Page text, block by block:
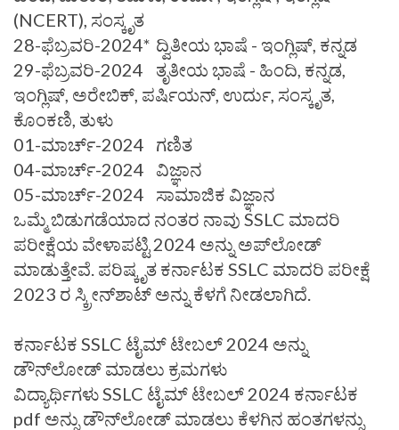
(NCERT), ಸಂಸ್ಕೃತ
28-ಫೆಬ್ರವರಿ-2024* ದ್ವಿತೀಯ ಭಾಷೆ - ಇಂಗ್ಲಿಷ್, ಕನ್ನಡ
29-ಫೆಬ್ರವರಿ-2024
ತೃತೀಯ ಭಾಷೆ - ಹಿಂದಿ, ಕನ್ನಡ,
ಇಂಗ್ಲಿಷ್, ಅರೇಬಿಕ್, ಪರ್ಷಿಯನ್, ಉರ್ದು, ಸಂಸ್ಕೃತ,
ಕೊಂಕಣಿ, ತುಳು
01-ಮಾರ್ಚ್-2024
ಗಣಿತ
04-ಮಾರ್ಚ್-2024
ವಿಜ್ಞಾನ
05-ಮಾರ್ಚ್-2024
ಸಾಮಾಜಿಕ ವಿಜ್ಞಾನ
ಒಮ್ಮೆ ಬಿಡುಗಡೆಯಾದ ನಂತರ ನಾವು SSLC ಮಾದರಿ
ಪರೀಕ್ಷೆಯ ವೇಳಾಪಟ್ಟಿ 2024 ಅನ್ನು ಅಪ್‌ಲೋಡ್
ಮಾಡುತ್ತೇವೆ. ಪರಿಷ್ಕೃತ ಕರ್ನಾಟಕ SSLC ಮಾದರಿ ಪರೀಕ್ಷೆ
2023 ರ ಸ್ಕ್ರೀನ್‌ಶಾಟ್ ಅನ್ನು ಕೆಳಗೆ ನೀಡಲಾಗಿದೆ.
ಕರ್ನಾಟಕ SSLC ಟೈಮ್ ಟೇಬಲ್ 2024 ಅನ್ನು
ಡೌನ್‌ಲೋಡ್ ಮಾಡಲು ಕ್ರಮಗಳು
ವಿದ್ಯಾರ್ಥಿಗಳು SSLC ಟೈಮ್ ಟೇಬಲ್ 2024 ಕರ್ನಾಟಕ
pdf ಅನ್ನು ಡೌನ್‌ಲೋಡ್ ಮಾಡಲು ಕೆಳಗಿನ ಹಂತಗಳನ್ನು